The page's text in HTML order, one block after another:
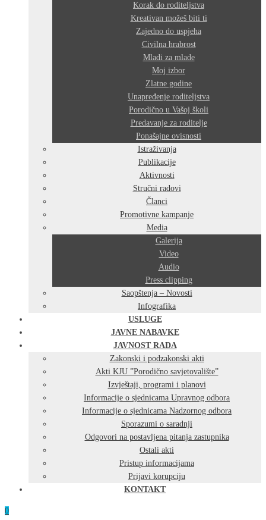
Korak do roditeljstva
Kreativan možeš biti ti
Zajedno do uspjeha
Civilna hrabrost
Mladi za mlade
Moj izbor
Zlatne godine
Unapređenje roditeljstva
Porodično u Vašoj školi
Predavanje za roditelje
Ponašajne ovisnosti
Istraživanja
Publikacije
Aktivnosti
Stručni radovi
Članci
Promotivne kampanje
Media
Galerija
Video
Audio
Press clipping
Saopštenja – Novosti
Infografika
USLUGE
JAVNE NABAVKE
JAVNOST RADA
Zakonski i podzakonski akti
Akti KJU ”Porodično savjetovalište”
Izvještaji, programi i planovi
Informacije o sjednicama Upravnog odbora
Informacije o sjednicama Nadzornog odbora
Sporazumi o saradnji
Odgovori na postavljena pitanja zastupnika
Ostali akti
Pristup informacijama
Prijavi korupciju
KONTAKT
0